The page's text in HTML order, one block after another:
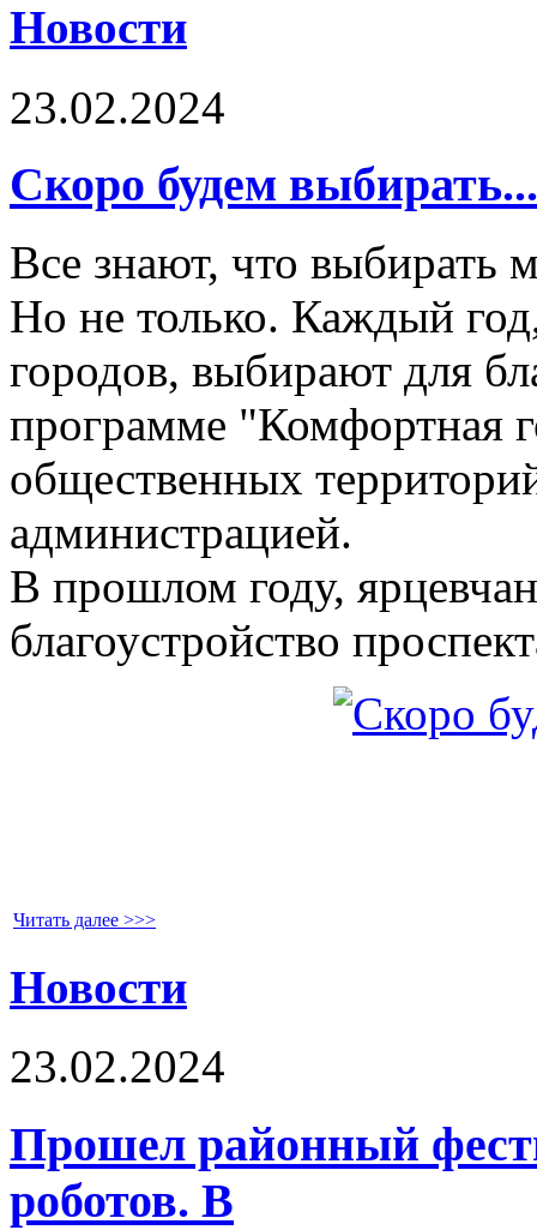
Новости
23.02.2024
Скоро будем выбирать...
Все знают, что выбирать
Но не только. Каждый
городов, выбирают для
программе "Комфортная
общественных
администрацией.
В прошлом году,
благоустройство
Читать далее >>>
Новости
23.02.2024
Прошел районный
роботов. В